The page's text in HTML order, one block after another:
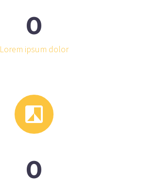
0
Lorem ipsum dolor


0